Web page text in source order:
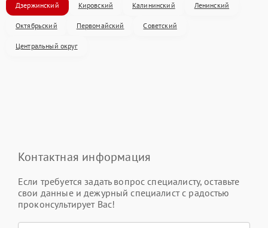
Дзержинский Кировский Калининский Ленинский
Октябрьский Первомайский Советский
Центральный округ
Контактная информация
Если требуется задать вопрос специалисту, оставьте
свои данные и дежурный специалист с радостью
проконсультирует Вас!